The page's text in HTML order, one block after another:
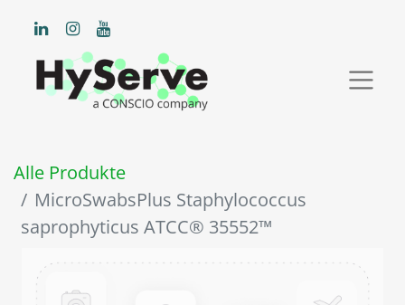
Alle Produkte
MicroSwabsPlus Staphylococcus
saprophyticus ATCC® 35552™